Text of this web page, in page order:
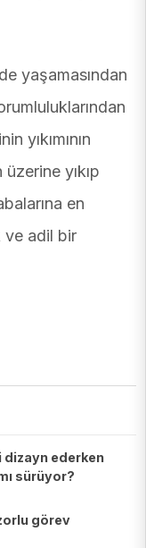
yaşamasından
yıkımının
yıkıp
en
ve adil bir
dizayn ederken
sürüyor?
görev